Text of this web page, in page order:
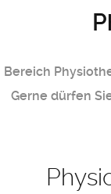
Bereich
Gerne dürfen